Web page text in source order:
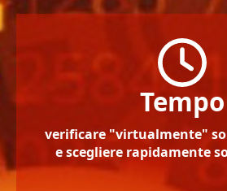
Tempo
verificare "virtualmente"
e scegliere rapidamente